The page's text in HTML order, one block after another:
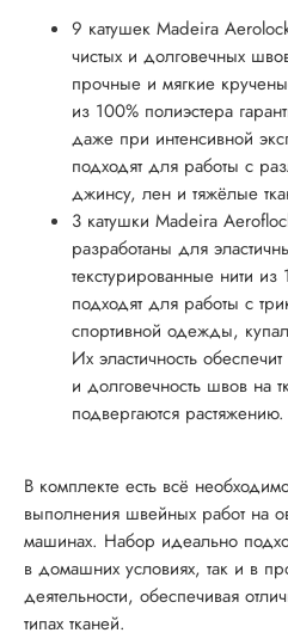
9 катушек Madeira
чистых и долговечных
прочные и мягкие
из 100% полиэстера
даже при интенсивной
подходят для работы с
джинсу, лен и тяжёлые
3 катушки Madeira
разработаны для
текстурированные нити
подходят для работы с
спортивной одежды,
Их эластичность
и долговечность швов на
подвергаются растяжению.
В комплекте есть всё
выполнения швейных работ на
машинах. Набор идеально
в домашних условиях, так и в
деятельности, обеспечивая
типах тканей.